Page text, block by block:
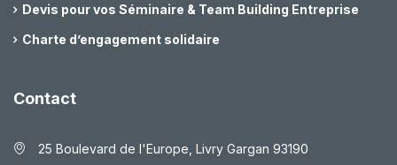
Devis pour vos Séminaire & Team Building Entreprise
Charte d’engagement solidaire
Contact
25 Boulevard de l'Europe, Livry Gargan 93190